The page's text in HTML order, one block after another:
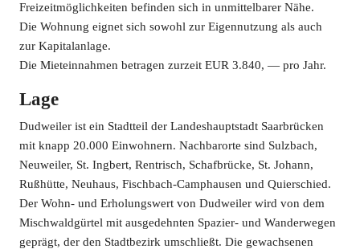
Freizeitmöglichkeiten befinden sich in unmittelbarer Nähe.
Die Wohnung eignet sich sowohl zur Eigennutzung als auch
zur Kapitalanlage.
Die Mieteinnahmen betragen zurzeit EUR 3.840, — pro Jahr.
Lage
Dudweiler ist ein Stadtteil der Landeshauptstadt Saarbrücken
mit knapp 20.000 Einwohnern. Nachbarorte sind Sulzbach,
Neuweiler, St. Ingbert, Rentrisch, Schafbrücke, St. Johann,
Rußhütte, Neuhaus, Fischbach-Camphausen und Quierschied.
Der Wohn- und Erholungswert von Dudweiler wird von dem
Mischwaldgürtel mit ausgedehnten Spazier- und Wanderwegen
geprägt, der den Stadtbezirk umschließt. Die gewachsenen